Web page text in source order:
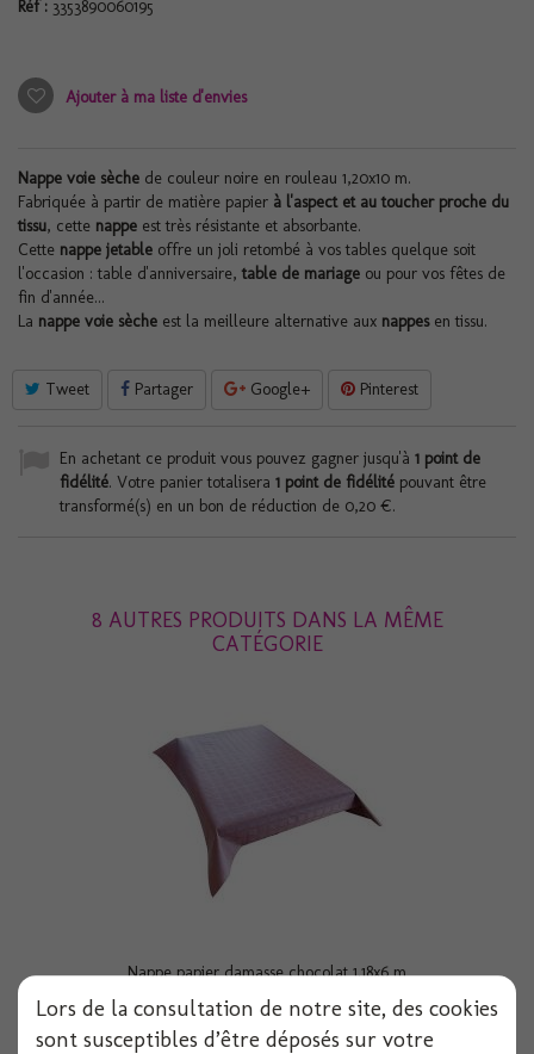
Réf : 3353890060195
Ajouter à ma liste d'envies
Nappe voie sèche de couleur noire en rouleau 1,20x10 m.
Fabriquée à partir de matière papier à l'aspect et au toucher proche du
tissu, cette nappe est très résistante et absorbante.
Cette nappe jetable offre un joli retombé à vos tables quelque soit
l'occasion : table d'anniversaire, table de mariage ou pour vos fêtes de
fin d'année...
La nappe voie sèche est la meilleure alternative aux nappesen tissu.
Tweet Partager Google+ Pinterest
En achetant ce produit vous pouvez gagner jusqu'à 1 point de
fidélité. Votre panier totalisera 1 point de fidélité pouvant être
transformé(s) en un bon de réduction de 0,20 €.
8 AUTRES PRODUITS DANS LA MÊME
CATÉGORIE
Nappe papier damasse chocolat 1.18x6 m
Lors de la consultation de notre site, des cookies
sont susceptibles d’être déposés sur votre